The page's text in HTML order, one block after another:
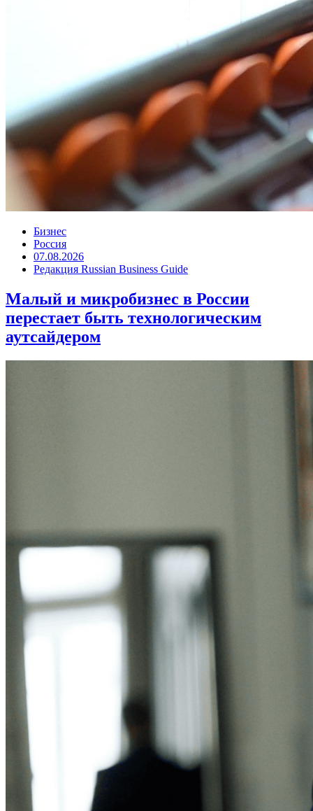
Бизнес
Россия
07.08.2026
Редакция Russian Business Guide
Малый и микробизнес в России
перестает быть технологическим
аутсайдером